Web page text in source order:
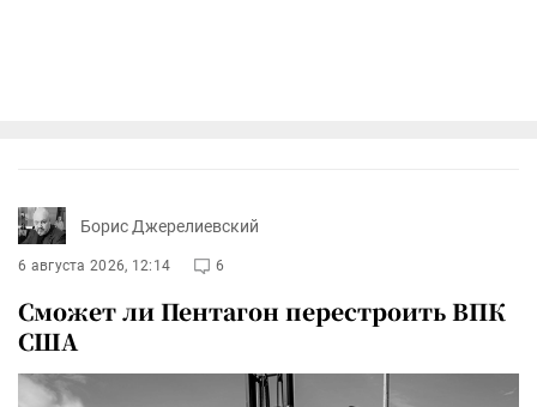
Борис Джерелиевский
6 августа 2026, 12:14 6
Сможет ли Пентагон перестроить ВПК
США